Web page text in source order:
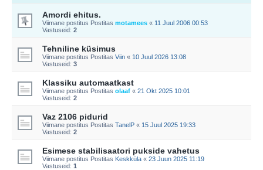
Amordi ehitus.
Viimane postitus Postitas motamees « 11 Juul 2006 00:53
Vastuseid: 2
Tehniline küsimus
Viimane postitus Postitas Viin « 10 Juul 2026 13:08
Vastuseid: 3
Klassiku automaatkast
Viimane postitus Postitas olaaf « 21 Okt 2025 10:01
Vastuseid: 2
Vaz 2106 pidurid
Viimane postitus Postitas TanelP « 15 Juul 2025 19:33
Vastuseid: 2
Esimese stabilisaatori pukside vahetus
Viimane postitus Postitas Keskküla « 23 Juun 2025 11:19
Vastuseid: 1